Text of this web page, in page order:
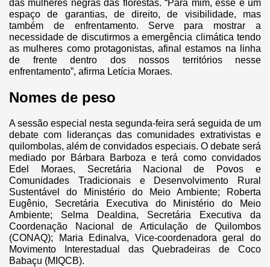
das mulheres negras das florestas. “Para mim, esse é um
espaço de garantias, de direito, de visibilidade, mas
também de enfrentamento. Serve para mostrar a
necessidade de discutirmos a emergência climática tendo
as mulheres como protagonistas, afinal estamos na linha
de frente dentro dos nossos territórios nesse
enfrentamento”, afirma Letícia Moraes.
Nomes de peso
A sessão especial nesta segunda-feira será seguida de um
debate com lideranças das comunidades extrativistas e
quilombolas, além de convidados especiais. O debate será
mediado por Bárbara Barboza e terá como convidados
Edel Moraes, Secretária Nacional de Povos e
Comunidades Tradicionais e Desenvolvimento Rural
Sustentável do Ministério do Meio Ambiente; Roberta
Eugênio, Secretária Executiva do Ministério do Meio
Ambiente; Selma Dealdina, Secretária Executiva da
Coordenação Nacional de Articulação de Quilombos
(CONAQ); Maria Edinalva, Vice-coordenadora geral do
Movimento Interestadual das Quebradeiras de Coco
Babaçu (MIQCB).